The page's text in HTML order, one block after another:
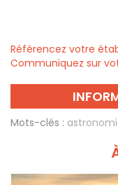
Référencez votre
Communiquez sur
Mots-clés :